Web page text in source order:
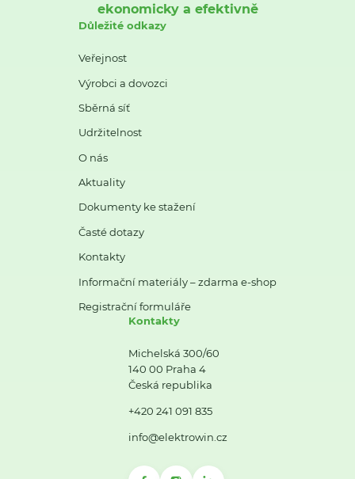
ekonomicky a efektivně
Důležité odkazy
Veřejnost
Výrobci a dovozci
Sběrná síť
Udržitelnost
O nás
Aktuality
Dokumenty ke stažení
Časté dotazy
Kontakty
Informační materiály – zdarma e-shop
Registrační formuláře
Kontakty
Michelská 300/60
140 00 Praha 4
Česká republika
+420 241 091 835
info@elektrowin.cz